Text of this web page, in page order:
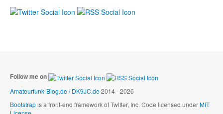
Follow me on
Amateurfunk-Blog.de / DK9JC.de2014 - 2026
Bootstrapis a front-end framework of Twitter, Inc. Code licensed underMIT